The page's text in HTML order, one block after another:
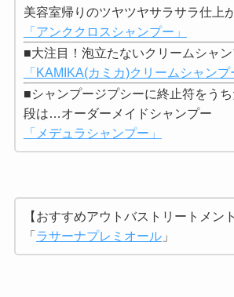
美容室帰りのツヤツヤサラサラ仕上
「アンククロスシャンプー」
■大注目！泡立たないクリームシャ
「KAMIKA(カミカ)クリームシャンプ
■シャンプージプシーに終止符をう
段は…オーダーメイドシャンプー
「メデュラシャンプー」
【おすすめアウトバストリートメント
「ラサーナプレミオール」